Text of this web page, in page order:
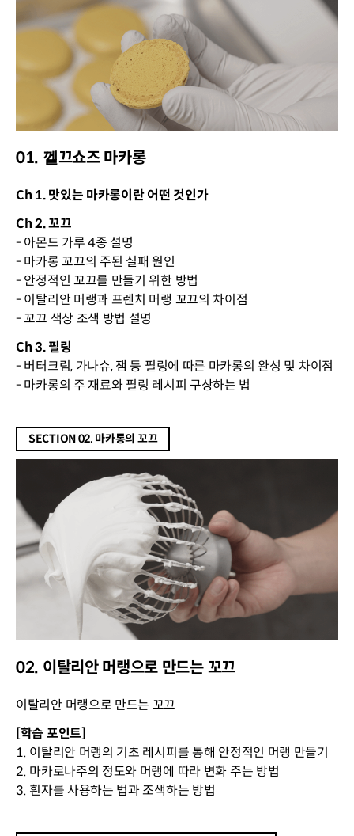
01. 껠끄쇼즈 마카롱
Ch 1. 맛있는 마카롱이란 어떤 것인가
Ch 2. 꼬끄
- 아몬드 가루 4종 설명
- 마카롱 꼬끄의 주된 실패 원인
- 안정적인 꼬끄를 만들기 위한 방법
- 이탈리안 머랭과 프렌치 머랭 꼬끄의 차이점
- 꼬끄 색상 조색 방법 설명
Ch 3. 필링
- 버터크림, 가나슈, 잼 등 필링에 따른 마카롱의 완성 및 차이점
- 마카롱의 주 재료와 필링 레시피 구상하는 법
SECTION 02. 마카롱의 꼬끄
02. 이탈리안 머랭으로 만드는 꼬끄
이탈리안 머랭으로 만드는 꼬끄
[학습 포인트]
1. 이탈리안 머랭의 기초 레시피를 통해 안정적인 머랭 만들기
2. 마카로나주의 정도와 머랭에 따라 변화 주는 방법
3. 흰자를 사용하는 법과 조색하는 방법